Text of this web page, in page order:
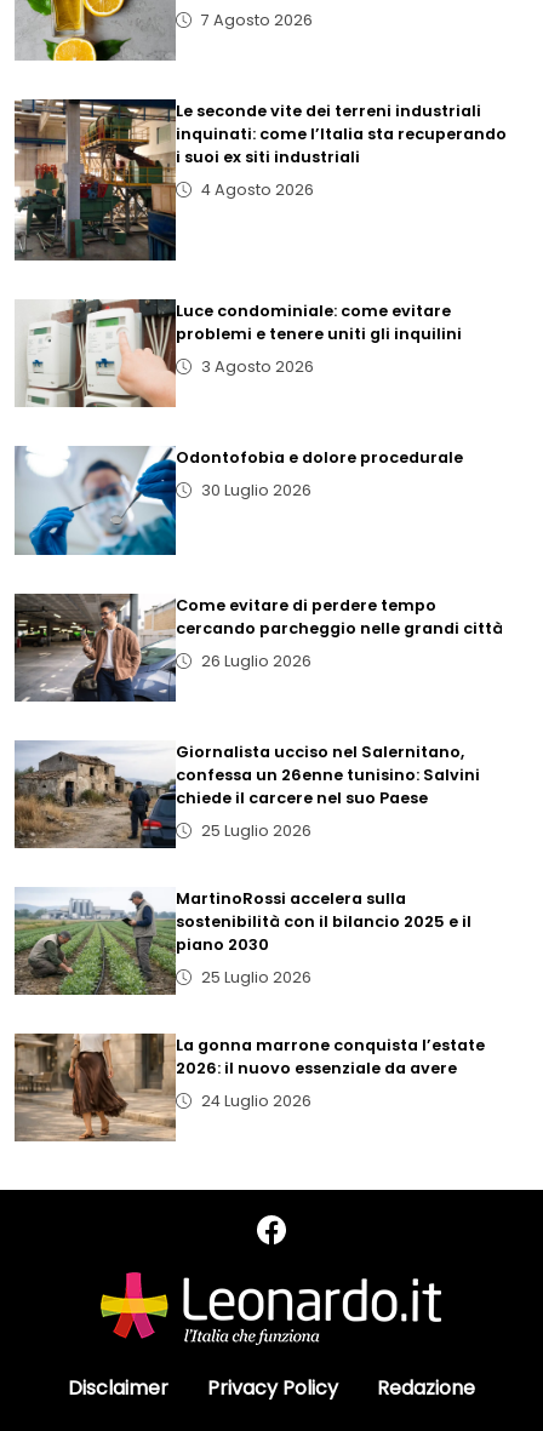
7 Agosto 2026
Le seconde vite dei terreni industriali
inquinati: come l’Italia sta recuperando
i suoi ex siti industriali
4 Agosto 2026
Luce condominiale: come evitare
problemi e tenere uniti gli inquilini
3 Agosto 2026
Odontofobia e dolore procedurale
30 Luglio 2026
Come evitare di perdere tempo
cercando parcheggio nelle grandi città
26 Luglio 2026
Giornalista ucciso nel Salernitano,
confessa un 26enne tunisino: Salvini
chiede il carcere nel suo Paese
25 Luglio 2026
MartinoRossi accelera sulla
sostenibilità con il bilancio 2025 e il
piano 2030
25 Luglio 2026
La gonna marrone conquista l’estate
2026: il nuovo essenziale da avere
24 Luglio 2026
Disclaimer Privacy Policy Redazione